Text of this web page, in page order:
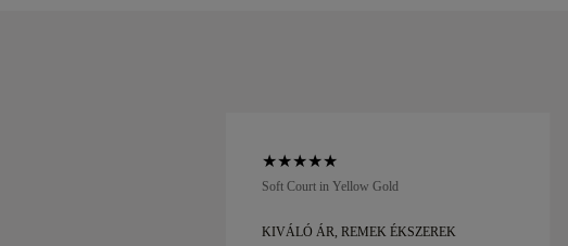
Soft Court in Yellow Gold
KIVÁLÓ ÁR, REMEK ÉKSZEREK